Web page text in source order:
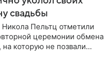
свадьбы
Пельтц отметили
церемонии обмена
которую не позвали